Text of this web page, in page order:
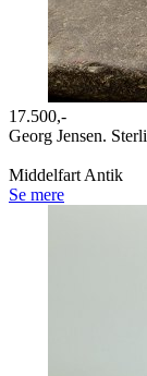
17.500,-
Georg Jensen.
Middelfart Antik
Se mere